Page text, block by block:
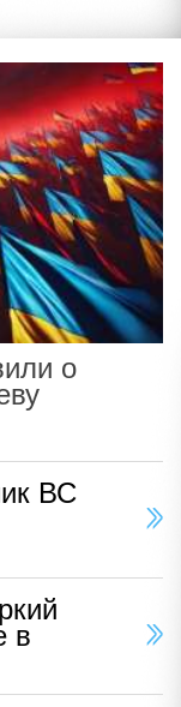
о
ВС
в